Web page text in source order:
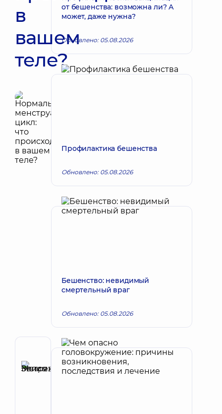
в
вашем
теле?
Автор
Метревели
Элисо
от бешенства: возможна ли? А
может, даже нужна?
Обновлено: 05.08.2026
Профилактика бешенства
Обновлено: 05.08.2026
Бешенство: невидимый
смертельный враг
Обновлено: 05.08.2026